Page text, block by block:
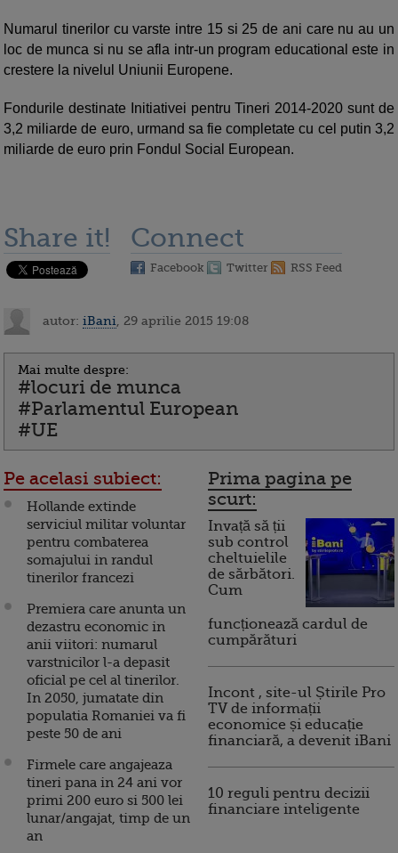
Numarul tinerilor cu varste intre 15 si 25 de ani care nu au un
loc de munca si nu se afla intr-un program educational este in
crestere la nivelul Uniunii Europene.
Fondurile destinate Initiativei pentru Tineri 2014-2020 sunt de
3,2 miliarde de euro, urmand sa fie completate cu cel putin 3,2
miliarde de euro prin Fondul Social European.
Share it! Connect
Facebook Twitter RSS Feed
autor: iBani , 29 aprilie 2015 19:08
Mai multe despre:
#locuri de munca
#Parlamentul European
#UE
Pe acelasi subiect:
Hollande extinde
serviciul militar voluntar
pentru combaterea
somajului in randul
tinerilor francezi
Premiera care anunta un
dezastru economic in
anii viitori: numarul
varstnicilor l-a depasit
oficial pe cel al tinerilor.
In 2050, jumatate din
populatia Romaniei va fi
peste 50 de ani
Firmele care angajeaza
tineri pana in 24 ani vor
primi 200 euro si 500 lei
lunar/angajat, timp de un
an
Prima pagina pe
scurt:
Invață să ții
sub control
cheltuielile
de sărbători.
Cum
funcționează cardul de
cumpărături
Incont , site-ul Știrile Pro
TV de informații
economice și educație
financiară, a devenit iBani
10 reguli pentru decizii
financiare inteligente